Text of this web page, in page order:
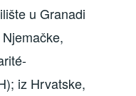
u Granadi
iz Hrvatske,